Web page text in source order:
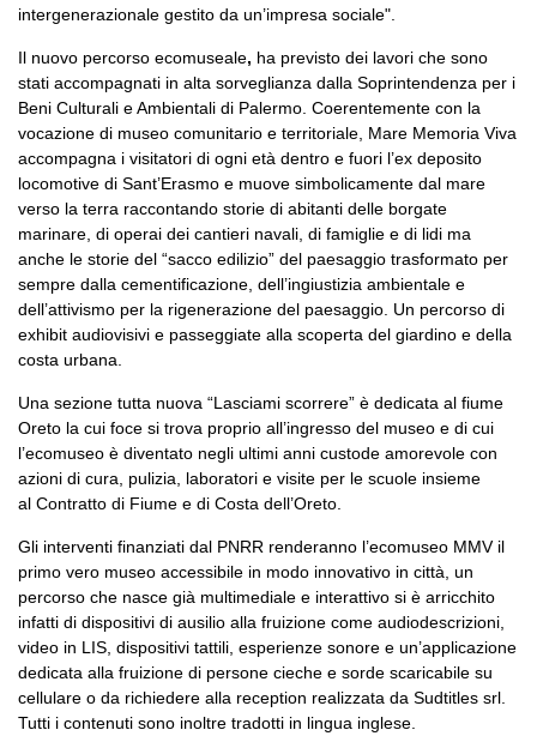
intergenerazionale gestito da un’impresa sociale".
Il nuovo percorso ecomuseale, ha previsto dei lavori che sono
stati accompagnati in alta sorveglianza dalla Soprintendenza per i
Beni Culturali e Ambientali di Palermo. Coerentemente con la
vocazione di museo comunitario e territoriale, Mare Memoria Viva
accompagna i visitatori di ogni età dentro e fuori l’ex deposito
locomotive di Sant’Erasmo e muove simbolicamente dal mare
verso la terra raccontando storie di abitanti delle borgate
marinare, di operai dei cantieri navali, di famiglie e di lidi ma
anche le storie del “sacco edilizio” del paesaggio trasformato per
sempre dalla cementificazione, dell’ingiustizia ambientale e
dell’attivismo per la rigenerazione del paesaggio. Un percorso di
exhibit audiovisivi e passeggiate alla scoperta del giardino e della
costa urbana.
Una sezione tutta nuova “Lasciami scorrere” è dedicata al fiume
Oreto la cui foce si trova proprio all’ingresso del museo e di cui
l’ecomuseo è diventato negli ultimi anni custode amorevole con
azioni di cura, pulizia, laboratori e visite per le scuole insieme
al Contratto di Fiume e di Costa dell’Oreto
Gli interventi finanziati dal PNRR renderanno l’ecomuseo MMV il
primo vero museo accessibile in modo innovativo in città, un
percorso che nasce già multimediale e interattivo si è arricchito
infatti di dispositivi di ausilio alla fruizione come audiodescrizioni,
video in LIS, dispositivi tattili, esperienze sonore e un’applicazione
dedicata alla fruizione di persone cieche e sorde scaricabile su
cellulare o da richiedere alla reception realizzata da Sudtitles srl.
Tutti i contenuti sono inoltre tradotti in lingua inglese.